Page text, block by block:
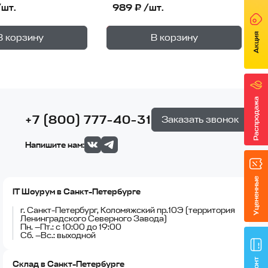
корзину
—
989 ₽ /шт.
В корзину
В корзине —
+7 (800) 777-40-31 Заказать звонок
Напишите нам:
IT Шоурум в Санкт-Петербурге
г. Санкт-Петербург, Коломяжский пр.10Э (территория
Ленинградского Северного Завода)
Пн. —Пт.: с 10:00 до 19:00
Сб. —Вс.: выходной
Склад в Санкт-Петербурге
Акция
Распродажа
Уцененные